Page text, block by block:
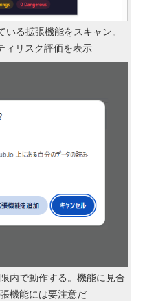
いる拡張機能をスキャン。
ィリスク評価を表示
内で動作する。機能に見合
機能には要注意だ